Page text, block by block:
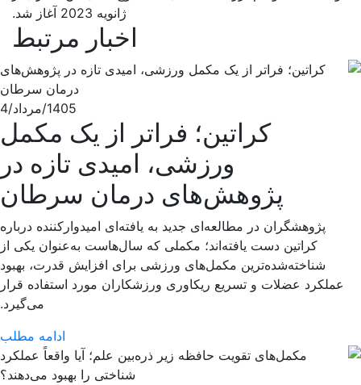
ژانویه 2023 آغاز شد.
اخبار مرتبط
1405/مرداد/4
کراتین؛ فراتر از یک مکمل
ورزشی، امیدی تازه در
پژوهش‌های درمان سرطان
پژوهشگران در مطالعه‌ای جدید به یافته‌ای امیدوارکننده درباره
کراتین دست یافته‌اند؛ مکملی که سال‌هاست به‌عنوان یکی از
شناخته‌شده‌ترین مکمل‌های ورزشی برای افزایش قدرت، بهبود
عملکرد عضلات و تسریع ریکاوری ورزشکاران مورد استفاده قرار
می‌گیرد.
ادامه مطلب